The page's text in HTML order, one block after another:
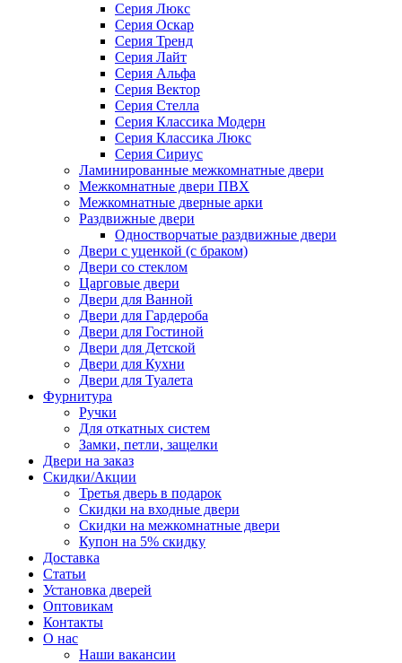
Серия Люкс
Серия Оскар
Серия Тренд
Серия Лайт
Серия Альфа
Серия Вектор
Серия Стелла
Серия Классика Модерн
Серия Классика Люкс
Серия Сириус
Ламинированные межкомнатные двери
Межкомнатные двери ПВХ
Межкомнатные дверные арки
Раздвижные двери
Одностворчатые раздвижные двери
Двери с уценкой (с браком)
Двери со стеклом
Царговые двери
Двери для Ванной
Двери для Гардероба
Двери для Гостиной
Двери для Детской
Двери для Кухни
Двери для Туалета
Фурнитура
Ручки
Для откатных систем
Замки, петли, защелки
Двери на заказ
Скидки/Акции
Третья дверь в подарок
Скидки на входные двери
Скидки на межкомнатные двери
Купон на 5% скидку
Доставка
Статьи
Установка дверей
Оптовикам
Контакты
О нас
Наши вакансии